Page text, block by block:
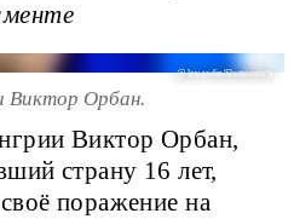
@ lev radin/Shutterstock
Виктор Орбан.
Виктор Орбан,
страну 16 лет,
поражение на